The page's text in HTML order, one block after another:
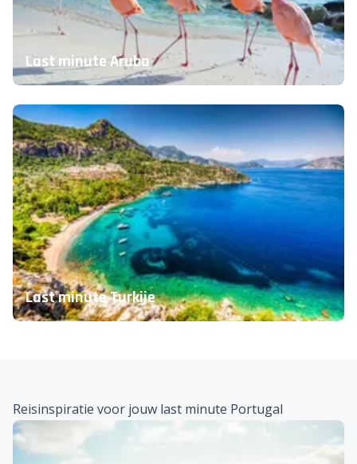
Last minute Aruba
Last minute Turkije
Reisinspiratie voor jouw last minute Portugal